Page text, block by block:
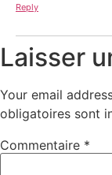
Reply
Laisser
Your email
obligatoires sont
Commentaire *